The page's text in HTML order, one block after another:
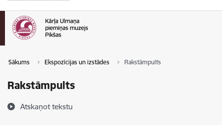
Sākums Ekspozīcijas un izstādes Rakstāmpults
Rakstāmpults
Atskaņot tekstu